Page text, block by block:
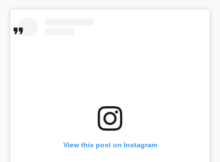
View this post on Instagram